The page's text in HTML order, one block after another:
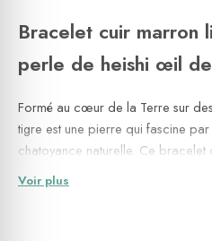
Bracelet cuir marron
perle de heishi œil
Formé au cœur de la Terre sur
tigre est une pierre qui fascine
chatoyance naturelle. Ce bracelet
perle de heishi œil de tigre
soigneusement travaillé à la
Voir plus